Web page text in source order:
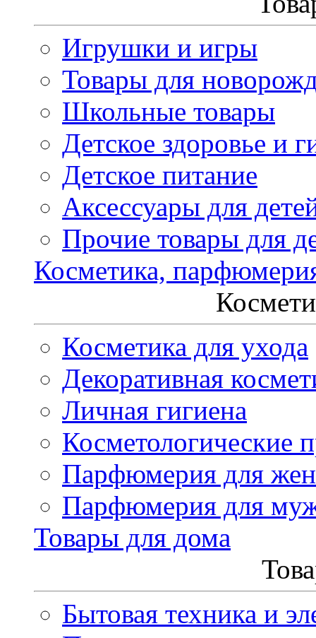
Игрушки и игры
Товары для
Школьные товары
Детское здоровье и
Детское питание
Аксессуары для
Прочие товары для
Косметика,
Косметика для ухода
Декоративная
Личная гигиена
Косметологические
Парфюмерия для
Парфюмерия для
Товары для дома
Бытовая техника и